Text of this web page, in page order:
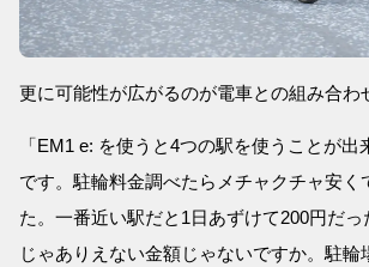
更に可能性が広がるのが電車との組み合わ
「EM1 e: を使うと4つの駅を使うことが出
です。駐輪料金調べたらメチャクチャ安く
た。一番近い駅だと1日あずけて200円だ
じゃありえない金額じゃないですか。駐輪